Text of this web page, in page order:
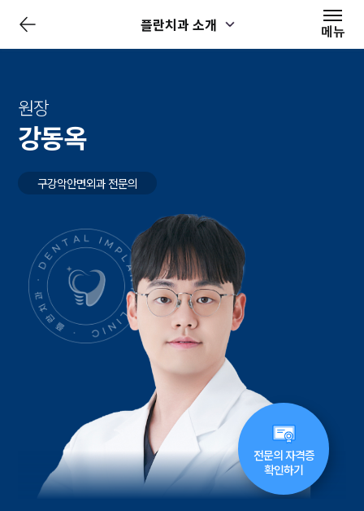
플란치과 소개 메뉴
뉴
원장
강동옥
구강악안면외과 전문의
전문의 자격증
확인하기